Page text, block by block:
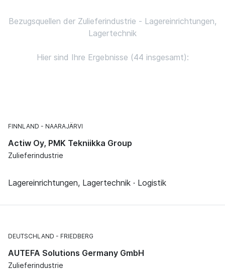
Bezugsquellen der Zulieferindustrie - Lagereinrichtungen,
Lagertechnik
Hier sind Ihre Ergebnisse (44 insgesamt):
FINNLAND NAARAJÄRVI
Actiw Oy, PMK Tekniikka Group
Zulieferindustrie
Lagereinrichtungen, Lagertechnik · Logistik
DEUTSCHLAND FRIEDBERG
AUTEFA Solutions Germany GmbH
Zulieferindustrie